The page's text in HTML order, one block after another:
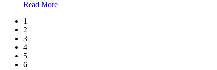
Read More
1
2
3
4
5
6